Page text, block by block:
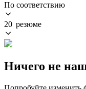
По соответствию
20 резюме
Ничего не